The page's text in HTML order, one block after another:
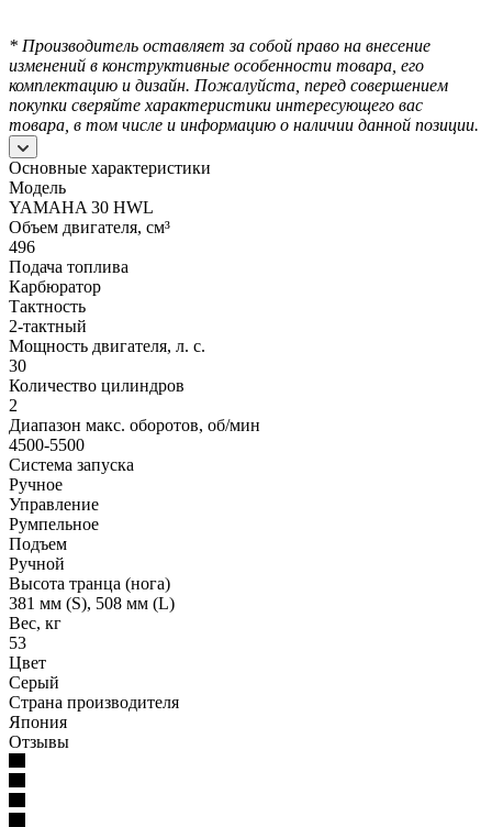
* Производитель оставляет за собой право на внесение
изменений в конструктивные особенности товара, его
комплектацию и дизайн. Пожалуйста, перед совершением
покупки сверяйте характеристики интересующего вас
товара, в том числе и информацию о наличии данной позиции.
Основные характеристики
Модель
YAMAHA 30 HWL
Объем двигателя, см³
496
Подача топлива
Карбюратор
Тактность
2-тактный
Мощность двигателя, л. с.
30
Количество цилиндров
2
Диапазон макс. оборотов, об/мин
4500-5500
Система запуска
Ручное
Управление
Румпельное
Подъем
Ручной
Высота транца (нога)
381 мм (S), 508 мм (L)
Вес, кг
53
Цвет
Серый
Страна производителя
Япония
Отзывы